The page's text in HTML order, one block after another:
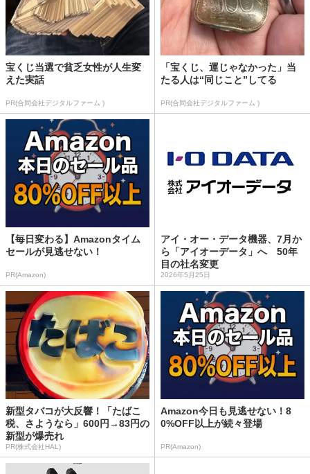
宝くじ当選で貧乏女性が人生変
えた実話
PR(合同会社デジタルファーム )
「宝くじ、運じゃなかった」当
たる人は“同じこと”してる
PR(合同会社デジタルファーム )
【毎日変わる】Amazonタイム
セールが見逃せない！
PR(Amazon)
アイ・オー・データ機器、7月か
ら「アイオーデータ」へ 50年
目の社名変更
2026年5月25日
新型タバコが大反響！「たばこ
税、さようなら」600円→83円の
新型が爆売れ
PR(株式会社HAL)
Amazon今日も見逃せない！8
0%OFF以上が続々登場
PR(Amazon)